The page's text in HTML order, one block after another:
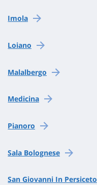
Imola
Loiano
Malalbergo
Medicina
Pianoro
Sala Bolognese
San Giovanni In Persiceto